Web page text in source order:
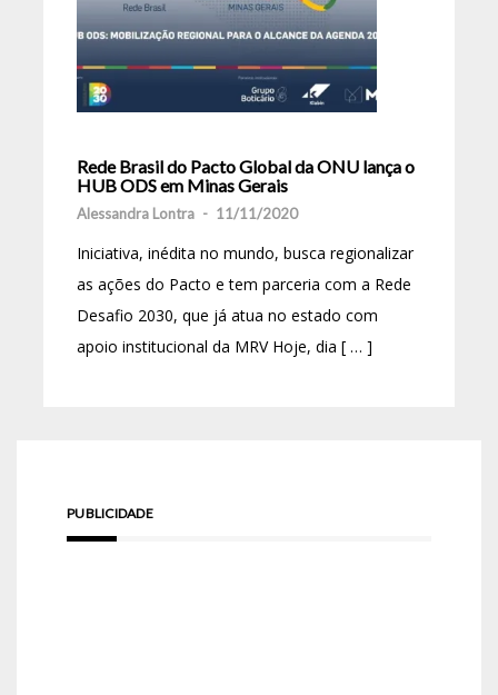
Rede Brasil do Pacto Global da ONU lança o
HUB ODS em Minas Gerais
Alessandra Lontra - 11/11/2020
Iniciativa, inédita no mundo, busca regionalizar
as ações do Pacto e tem parceria com a Rede
Desafio 2030, que já atua no estado com
apoio institucional da MRV Hoje, dia [ … ]
PUBLICIDADE